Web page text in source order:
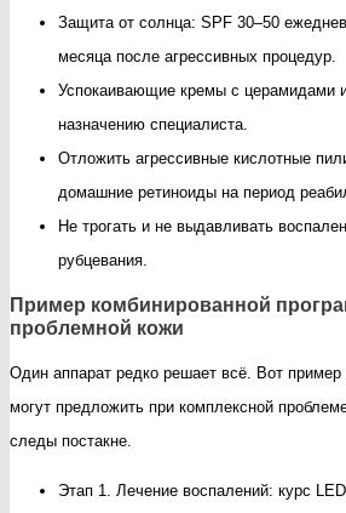
Защита от солнца: SPF 30–50
месяца после агрессивных процедур.
Успокаивающие кремы с церамидами
назначению специалиста.
Отложить агрессивные кислотные
домашние ретиноиды на период
Не трогать и не выдавливать
рубцевания.
Пример комбинированной
проблемной кожи
Один аппарат редко решает всё. Вот
могут предложить при комплексной
следы постакне.
Этап 1. Лечение воспалений: курс